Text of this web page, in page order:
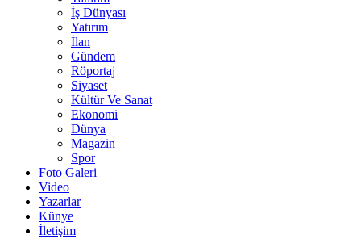
İş Dünyası
Yatırım
İlan
Gündem
Röportaj
Siyaset
Kültür Ve Sanat
Ekonomi
Dünya
Magazin
Spor
Foto Galeri
Video
Yazarlar
Künye
İletişim